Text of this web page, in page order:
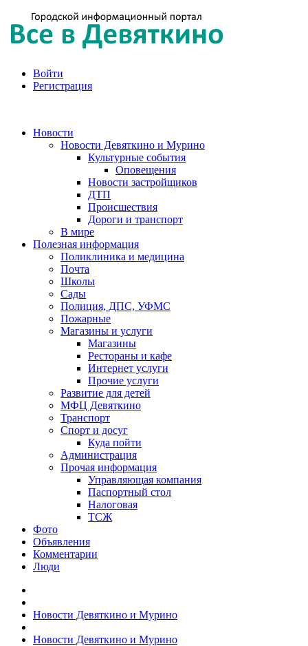
Войти
Регистрация
Новости
Новости Девяткино и Мурино
Культурные события
Оповещения
Новости застройщиков
ДТП
Происшествия
Дороги и транспорт
В мире
Полезная информация
Поликлиника и медицина
Почта
Школы
Сады
Полиция, ДПС, УФМС
Пожарные
Магазины и услуги
Магазины
Рестораны и кафе
Интернет услуги
Прочие услуги
Развитие для детей
МФЦ Девяткино
Транспорт
Спорт и досуг
Куда пойти
Администрация
Прочая информация
Управляющая компания
Паспортный стол
Налоговая
ТСЖ
Фото
Объявления
Комментарии
Люди
Новости Девяткино и Мурино
Новости Девяткино и Мурино